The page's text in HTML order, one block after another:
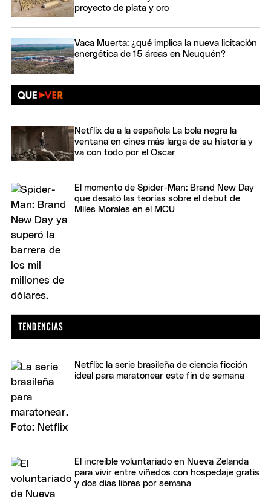
proyecto de plata y oro
Vaca Muerta: ¿qué implica la nueva licitación
energética de 15 áreas en Neuquén?
Netflix da a la española La bola negra la
ventana en cines más larga de su historia y
va con todo por el Oscar
El momento de Spider-Man: Brand New Day
que desató las teorías sobre el debut de
Miles Morales en el MCU
Netflix: la serie brasileña de ciencia ficción
ideal para maratonear este fin de semana
El increíble voluntariado en Nueva Zelanda
para vivir entre viñedos con hospedaje gratis
y dos días libres por semana